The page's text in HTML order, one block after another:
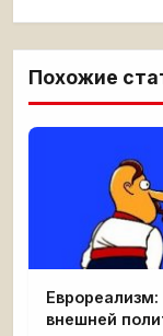
Похожие
внешней